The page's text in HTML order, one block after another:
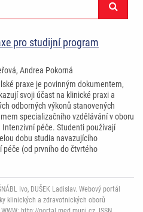
pro studijní program
Andrea Pokorná
praxe je povinným dokumentem,
svoji účast na klinické praxi a
odborných výkonů stanovených
specializačního vzdělávání v oboru
péče. Studenti používají
dobu studia navazujícího
(od prvního do čtvrtého
Ivo, DUŠEK Ladislav. Webový portál
klinických a zdravotnických oborů